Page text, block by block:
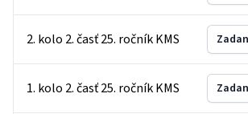
2. kolo 2. časť 25. ročník KMS
1. kolo 2. časť 25. ročník KMS